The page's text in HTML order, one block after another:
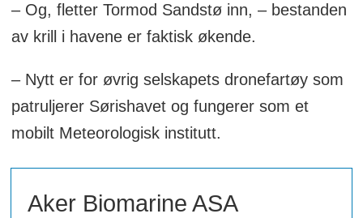
– Og, fletter Tormod Sandstø inn, – bestanden
av krill i havene er faktisk økende.
– Nytt er for øvrig selskapets dronefartøy som
patruljerer Sørishavet og fungerer som et
mobilt Meteorologisk institutt.
Aker Biomarine ASA